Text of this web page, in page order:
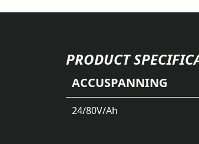
PRODUCT
ACCUSPANNING
24/80V/Ah